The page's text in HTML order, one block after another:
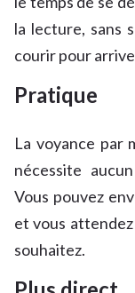
la lecture, sans
courir pour
Pratique
La voyance par
nécessite
Vous pouvez
et vous
souhaitez.